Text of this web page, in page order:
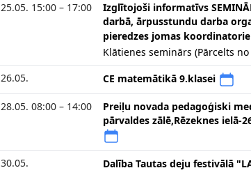
25.05. 15:00 – 17:00
Izglītojoši informatīvs
darbā, ārpusstundu darba
pieredzes jomas
Klātienes seminārs (Pārcelts no
26.05.
CE matemātikā 9.klasei
28.05. 08:00 – 14:00
Preiļu novada pedagoģiski
pārvaldes zālē,Rēzeknes ielā-
30.05. Dalība Tautas deju festivālā